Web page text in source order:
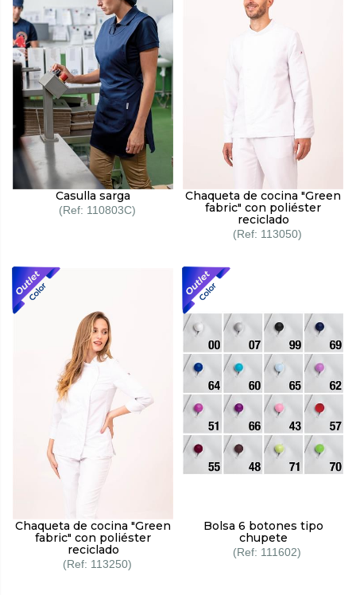
Casulla sarga
110803C
Chaqueta de cocina "Green
fabric" con poliéster
reciclado
113050
Chaqueta de cocina "Green
fabric" con poliéster
reciclado
113250
Bolsa 6 botones tipo
chupete
111602